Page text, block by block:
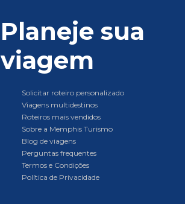
Planeje sua
viagem
Solicitar roteiro personalizado
Viagens multidestinos
Roteiros mais vendidos
Sobre a Memphis Turismo
Blog de viagens
Perguntas frequentes
Termos e Condições
Política de Privacidade